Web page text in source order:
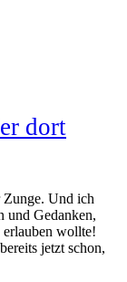
dort
Zunge. Und ich
und Gedanken,
erlauben wollte!
jetzt schon,